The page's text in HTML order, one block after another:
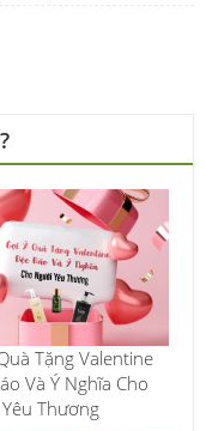
Tặng Valentine
Và Ý Nghĩa Cho
Thương